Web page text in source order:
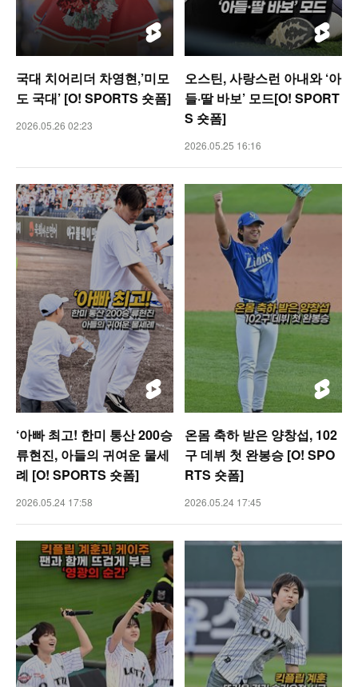
국대 치어리더 차영현,’미모
도 국대’ [O! SPORTS 숏폼]
2026.05.26 02:23
오스틴, 사랑스런 아내와 ‘아
들·딸 바보’ 모드[O! SPORT
S 숏폼]
2026.05.25 16:16
‘아빠 최고! 한미 통산 200승
류현진, 아들의 귀여운 물세
례 [O! SPORTS 숏폼]
2026.05.24 17:58
온몸 축하 받은 양창섭, 102
구 데뷔 첫 완봉승 [O! SPO
RTS 숏폼]
2026.05.24 17:45